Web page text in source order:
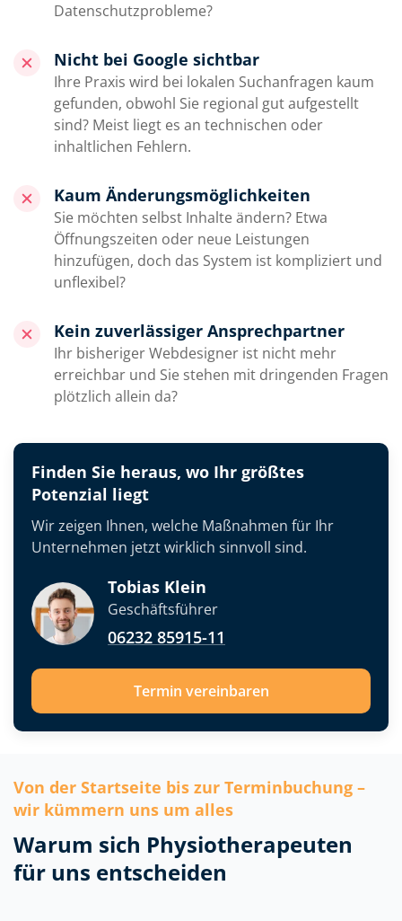
Datenschutzprobleme?
Nicht bei Google sichtbar
Ihre Praxis wird bei lokalen Suchanfragen kaum
gefunden, obwohl Sie regional gut aufgestellt
sind? Meist liegt es an technischen oder
inhaltlichen Fehlern.
Kaum Änderungsmöglichkeiten
Sie möchten selbst Inhalte ändern? Etwa
Öffnungszeiten oder neue Leistungen
hinzufügen, doch das System ist kompliziert und
unflexibel?
Kein zuverlässiger Ansprechpartner
Ihr bisheriger Webdesigner ist nicht mehr
erreichbar und Sie stehen mit dringenden Fragen
plötzlich allein da?
Finden Sie heraus, wo Ihr größtes
Potenzial liegt
Wir zeigen Ihnen, welche Maßnahmen für Ihr
Unternehmen jetzt wirklich sinnvoll sind.
Tobias Klein
Geschäftsführer
06232 85915-11
Termin vereinbaren
Von der Startseite bis zur Terminbuchung –
wir kümmern uns um alles
Warum sich Physiotherapeuten
für uns entscheiden